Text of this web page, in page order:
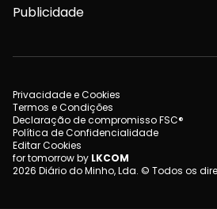
Publicidade
Privacidade e Cookies
Termos e Condições
Declaração de compromisso FSC®
Política de Confidencialidade
Editar Cookies
for tomorrow by LKCOM
2026 Diário do Minho, Lda. © Todos os